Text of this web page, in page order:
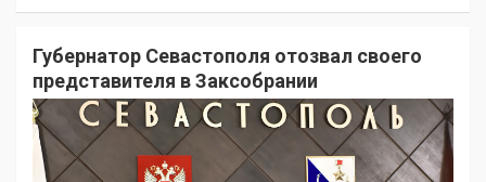
Губернатор Севастополя отозвал своего
представителя в Заксобрании